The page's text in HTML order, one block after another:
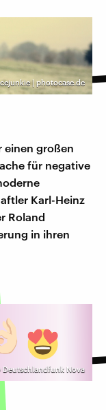
| photocase.de
einen großen
für negative
Karl-Heinz
Roland
in ihren
Deutschlandfunk Nova